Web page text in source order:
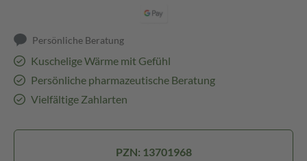
Persönliche Beratung
Kuschelige Wärme mit Gefühl
Persönliche pharmazeutische Beratung
Vielfältige Zahlarten
PZN: 13701968